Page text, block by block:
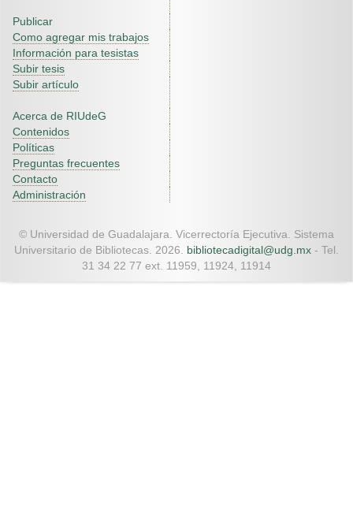
Publicar
Como agregar mis trabajos
Información para tesistas
Subir tesis
Subir artículo
Acerca de RIUdeG
Contenidos
Políticas
Preguntas frecuentes
Contacto
Administración
© Universidad de Guadalajara. Vicerrectoría Ejecutiva. Sistema
Universitario de Bibliotecas. 2026. bibliotecadigital@udg.mx - Tel.
31 34 22 77 ext. 11959, 11924, 11914